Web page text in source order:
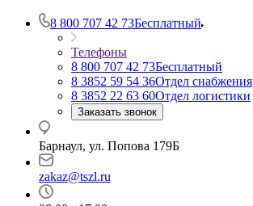
8 800 707 42 73Бесплатный
Телефоны
8 800 707 42 73Бесплатный
8 3852 59 54 36Отдел снабжения
8 3852 22 63 60Отдел логистики
Заказать звонок
Барнаул, ул. Попова 179Б
zakaz@tszl.ru